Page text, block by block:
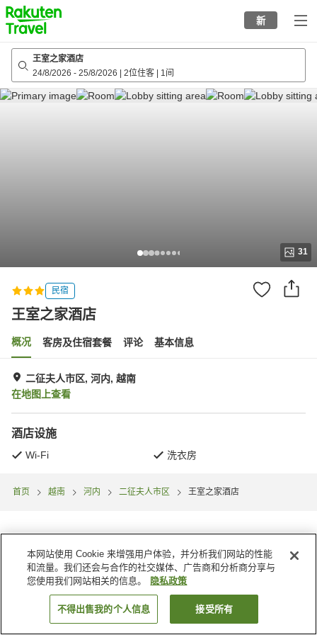
to
top
page
新
王室之家酒店
24/8/2026 - 25/8/2026 2位住客 1间
31
民宿
王室之家酒店
概况 客房及住宿套餐 评论 基本信息
二征夫人市区, 河内, 越南
在地图上查看
酒店设施
Wi-Fi 洗衣房
首页 越南 河内 二征夫人市区 王室之家酒店
搜索客房
本网站使用 Cookie 来增强用户体验，并分析我们网站的性能
和流量。我们还会与合作的社交媒体、广告商和分析商分享与
您使用我们网站相关的信息。
隐私政策
不得出售我的个人信息 接受所有